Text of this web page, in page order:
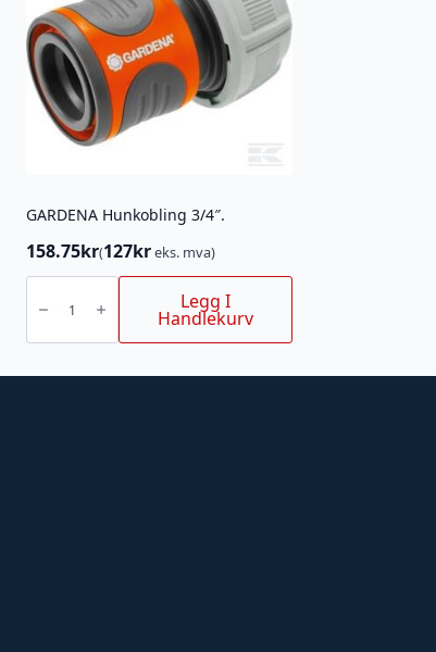
GARDENA Hunkobling 3/4″.
158.75kr(127kreks. mva)
GARDENA
3/4". Legg I
Handlekurv